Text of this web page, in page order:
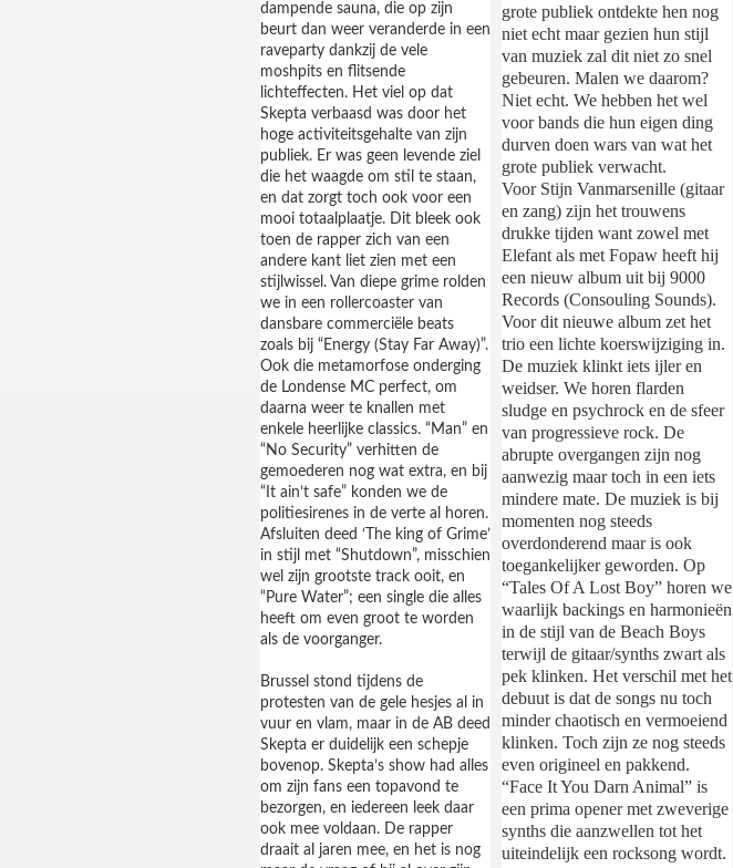
dampende sauna, die op zijn
beurt dan weer veranderde in een
raveparty dankzij de vele
moshpits en flitsende
lichteffecten. Het viel op dat
Skepta verbaasd was door het
hoge activiteitsgehalte van zijn
publiek. Er was geen levende ziel
die het waagde om stil te staan,
en dat zorgt toch ook voor een
mooi totaalplaatje. Dit bleek ook
toen de rapper zich van een
andere kant liet zien met een
stijlwissel. Van diepe grime rolden
we in een rollercoaster van
dansbare commerciële beats
zoals bij “Energy (Stay Far Away)”.
Ook die metamorfose onderging
de Londense MC perfect, om
daarna weer te knallen met
enkele heerlijke classics. “Man” en
“No Security” verhitten de
gemoederen nog wat extra, en bij
“It ain’t safe” konden we de
politiesirenes in de verte al horen.
Afsluiten deed ‘The king of Grime’
in stijl met “Shutdown”, misschien
wel zijn grootste track ooit, en
“Pure Water”; een single die alles
heeft om even groot te worden
als de voorganger.
Brussel stond tijdens de
protesten van de gele hesjes al in
vuur en vlam, maar in de AB deed
Skepta er duidelijk een schepje
bovenop. Skepta’s show had alles
om zijn fans een topavond te
bezorgen, en iedereen leek daar
ook mee voldaan. De rapper
draait al jaren mee, en het is nog
grote publiek ontdekte hen nog
niet echt maar gezien hun stijl
van muziek zal dit niet zo snel
gebeuren. Malen we daarom?
Niet echt. We hebben het wel
voor bands die hun eigen ding
durven doen wars van wat het
grote publiek verwacht.
Voor Stijn Vanmarsenille (gitaar
en zang) zijn het trouwens
drukke tijden want zowel met
Elefant als met Fopaw heeft hij
een nieuw album uit bij 9000
Records (Consouling Sounds).
Voor dit nieuwe album zet het
trio een lichte koerswijziging in.
De muziek klinkt iets ijler en
weidser. We horen flarden
sludge en psychrock en de sfeer
van progressieve rock. De
abrupte overgangen zijn nog
aanwezig maar toch in een iets
mindere mate. De muziek is bij
momenten nog steeds
overdonderend maar is ook
toegankelijker geworden. Op
“Tales Of A Lost Boy” horen we
waarlijk backings en harmonieën
in de stijl van de Beach Boys
terwijl de gitaar/synths zwart als
pek klinken. Het verschil met het
debuut is dat de songs nu toch
minder chaotisch en vermoeiend
klinken. Toch zijn ze nog steeds
even origineel en pakkend.
“Face It You Darn Animal” is
een prima opener met zweverige
synths die aanzwellen tot het
uiteindelijk een rocksong wordt.